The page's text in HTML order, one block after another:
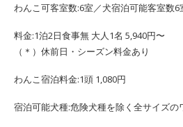
わんこ可客室数:6室／犬宿泊可能客室数6
料金:1泊2日食事無 大人1名 5,940円〜
（＊）休前日・シーズン料金あり
わんこ宿泊料金:1頭 1,080円
宿泊可能犬種:危険犬種を除く全サイズの